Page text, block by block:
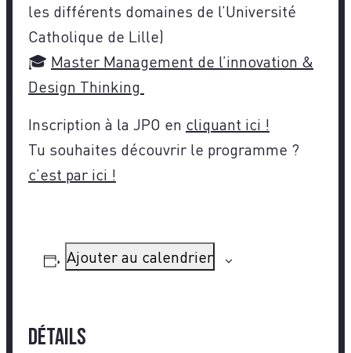
les différents domaines de l’Université
Catholique de Lille)
🎓 Master Management de l’innovation &
Design Thinking
Inscription à la JPO en cliquant ici !
Tu souhaites découvrir le programme ?
c’est par ici !
Ajouter au calendrier
Détails